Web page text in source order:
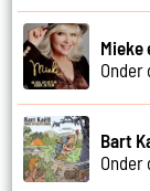
Mieke
Onder
Bart
Onder